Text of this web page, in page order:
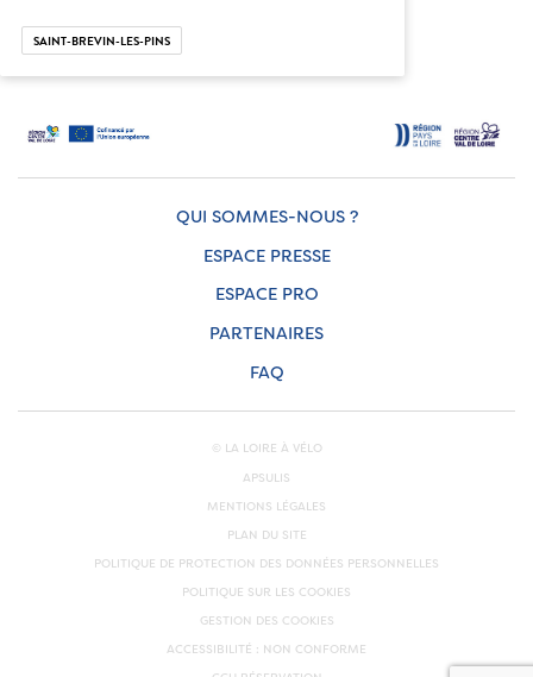
SAINT-BREVIN-LES-PINS
QUI SOMMES-NOUS ?
ESPACE PRESSE
ESPACE PRO
PARTENAIRES
FAQ
© LA LOIRE À VÉLO
APSULIS
MENTIONS LÉGALES
PLAN DU SITE
POLITIQUE DE PROTECTION DES DONNÉES PERSONNELLES
POLITIQUE SUR LES COOKIES
GESTION DES COOKIES
ACCESSIBILITÉ : NON CONFORME